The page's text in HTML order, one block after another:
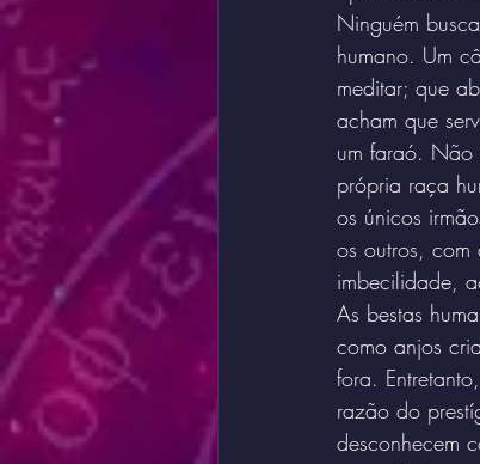
Ninguém
humano. Um
meditar; que
acham que
um faraó. Não
própria raça
os únicos
os outros,
imbecilidade,
As bestas
como anjos
fora.
razão do
desconhecem